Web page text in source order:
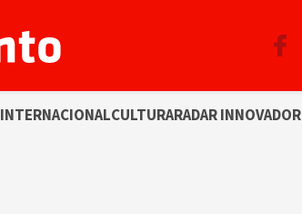
INTERNACIONALCULTURARADAR INNOVADOR